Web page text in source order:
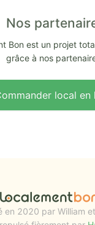
Nos
Bon est un projet
grâce à nos
local en
en 2020 par William